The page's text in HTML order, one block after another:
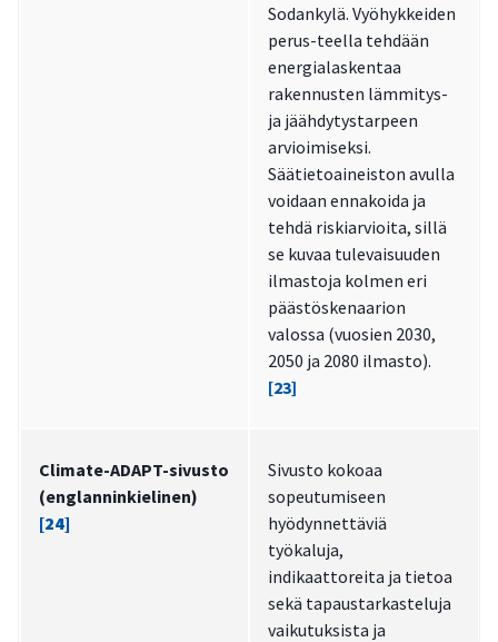
Sodankylä. Vyöhykkeiden
perus-teella tehdään
energialaskentaa
rakennusten lämmitys-
ja jäähdytystarpeen
arvioimiseksi.
Säätietoaineiston avulla
voidaan ennakoida ja
tehdä riskiarvioita, sillä
se kuvaa tulevaisuuden
ilmastoja kolmen eri
päästöskenaarion
valossa (vuosien 2030,
2050 ja 2080 ilmasto).
[23]
Climate-ADAPT-sivusto
(englanninkielinen)
[24]
Sivusto kokoaa
sopeutumiseen
hyödynnettäviä
työkaluja,
indikaattoreita ja tietoa
sekä tapaustarkasteluja
vaikutuksista ja